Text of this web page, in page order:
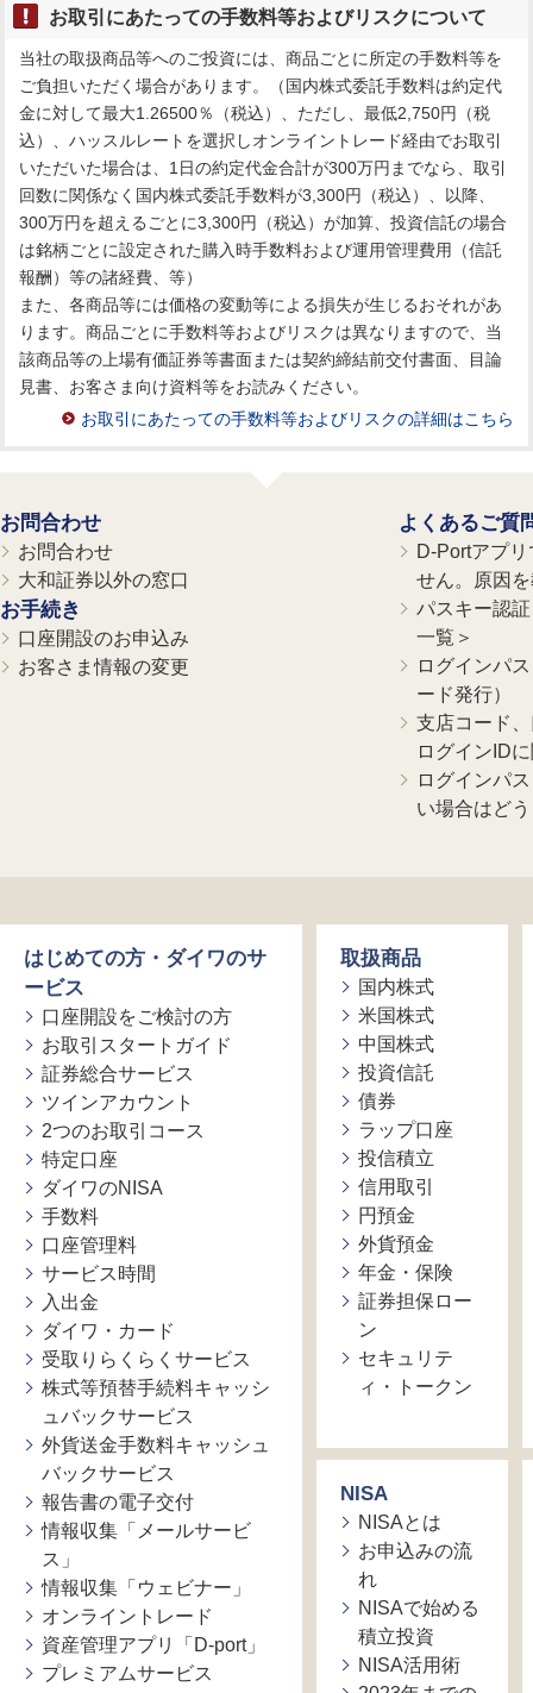
お取引にあたっての手数料等およびリスクについて
当社の取扱商品等へのご投資には、商品ごとに所定の手数料等を
ご負担いただく場合があります。（国内株式委託手数料は約定代
金に対して最大1.26500％（税込）、ただし、最低2,750円（税
込）、ハッスルレートを選択しオンライントレード経由でお取引
いただいた場合は、1日の約定代金合計が300万円までなら、取引
回数に関係なく国内株式委託手数料が3,300円（税込）、以降、
300万円を超えるごとに3,300円（税込）が加算、投資信託の場合
は銘柄ごとに設定された購入時手数料および運用管理費用（信託
報酬）等の諸経費、等）
また、各商品等には価格の変動等による損失が生じるおそれがあ
ります。商品ごとに手数料等およびリスクは異なりますので、当
該商品等の上場有価証券等書面または契約締結前交付書面、目論
見書、お客さま向け資料等をお読みください。
お取引にあたっての手数料等およびリスクの詳細はこちら
お問合わせ
お問合わせ
大和証券以外の窓口
お手続き
口座開設のお申込み
お客さま情報の変更
よくあるご質
D-Portアプ
せん。原因
パスキー認
一覧＞
ログインパ
ード発行）
支店コード
ログインID
ログインパ
い場合はど
はじめての方・ダイワのサ
ービス
口座開設をご検討の方
お取引スタートガイド
証券総合サービス
ツインアカウント
2つのお取引コース
特定口座
ダイワのNISA
手数料
口座管理料
サービス時間
入出金
ダイワ・カード
受取りらくらくサービス
株式等預替手続料キャッシ
ュバックサービス
外貨送金手数料キャッシュ
バックサービス
報告書の電子交付
情報収集「メールサービ
ス」
情報収集「ウェビナー」
オンライントレード
資産管理アプリ「D-port」
プレミアムサービス
取扱商品
国内株式
米国株式
中国株式
投資信託
債券
ラップ口座
投信積立
信用取引
円預金
外貨預金
年金・保険
証券担保ロー
ン
セキュリテ
ィ・トークン
NISA
NISAとは
お申込みの流
れ
NISAで始める
積立投資
NISA活用術